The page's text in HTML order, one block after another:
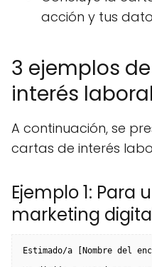
acción y tus
3 ejemplos
interés laboral
A continuación, se
cartas de interés
Ejemplo 1: Para
marketing
Estimado/a [Nombre del